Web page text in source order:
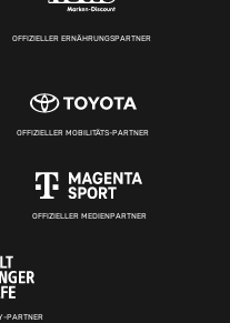
OFFIZIELLER ERNÄHRUNGSPARTNER
OFFIZIELLER MOBILITÄTS-PARTNER
OFFIZIELLER MEDIENPARTNER
PARTNER